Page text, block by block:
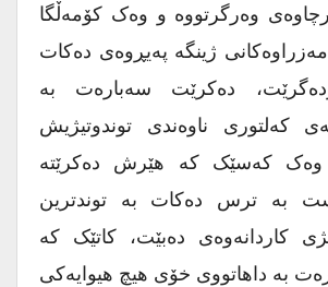
وەرگرتووە و وەک کۆمەڵگا
ژینگە پەیڕوەی دەکات
دەکرێت سەبارەت بە
کەلتوری ناوەندی توندوتیژیش
کەسێک کە هێرش دەکرێتە
ترس دەکات بە توندترین
کاردانەوەی دەبێت، کاتێک کە
بە داهاتووی خۆی هیچ هیوایەکی